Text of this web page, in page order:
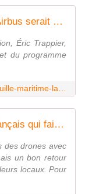
Patrouille maritime : L'A321 MPA d'Airbus serait en ballotage favorable pour succéder à l'Atlantique 2 - Zone Militaire
Éric Trappier,
du programme
[🇫🇷🤝🇺🇦] DELAIR, le droniste français qui fait ses preuves en Ukraine (mais pas que)
des drones avec
un bon retour
locaux. Pour